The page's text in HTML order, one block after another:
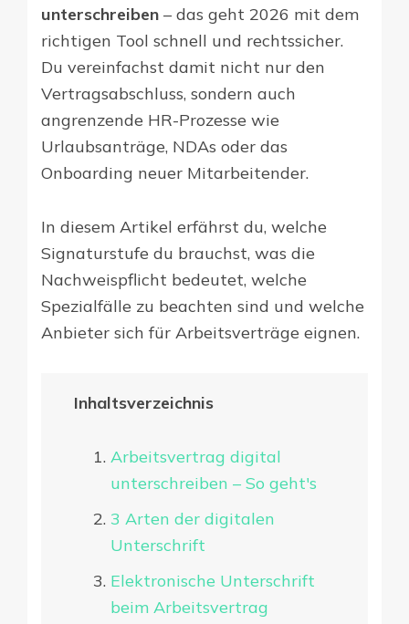
unterschreiben – das geht 2026 mit dem
richtigen Tool schnell und rechtssicher.
Du vereinfachst damit nicht nur den
Vertragsabschluss, sondern auch
angrenzende HR-Prozesse wie
Urlaubsanträge, NDAs oder das
Onboarding neuer Mitarbeitender.
In diesem Artikel erfährst du, welche
Signaturstufe du brauchst, was die
Nachweispflicht bedeutet, welche
Spezialfälle zu beachten sind und welche
Anbieter sich für Arbeitsverträge eignen.
Inhaltsverzeichnis
Arbeitsvertrag digital
unterschreiben – So geht's
3 Arten der digitalen
Unterschrift
Elektronische Unterschrift
beim Arbeitsvertrag